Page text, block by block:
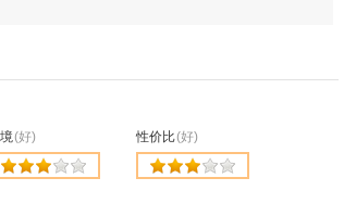
(好) 性价比(好)